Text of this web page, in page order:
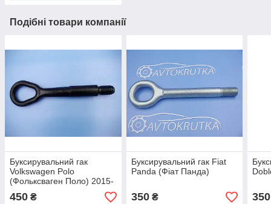
Подібні товари компанії
Буксирувальний гак
Volkswagen Polo
(Фольксваген Поло) 2015-
450 ₴
Буксирувальний гак Fiat
Panda (Фіат Панда)
350₴ 350